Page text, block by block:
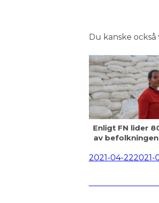
Du kanske också
Enligt FN lider
av
Postat
2021-04-222021-